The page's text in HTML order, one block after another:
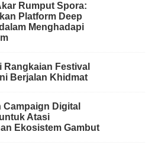
Rumput Spora:
Platform Deep
Menghadapi
Rangkaian Festival
Berjalan Khidmat
Campaign Digital
Atasi
Ekosistem Gambut